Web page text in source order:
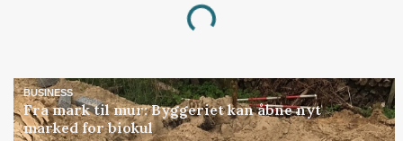
Loading...
BUSINESS
Fra mark til mur: Byggeriet kan åbne nyt
marked for biokul